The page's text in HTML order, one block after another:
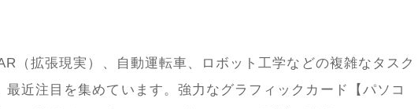
（拡張現実）、自動運転車、ロボット工学などの複雑なタスク
近注目を集めています。強力なグラフィックカード【パソコ